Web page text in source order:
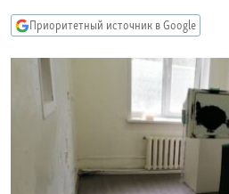
КАВКАЗ.РЕАЛИИ
СИБИРЬ.РЕАЛИИ
РАСПИСАНИЕ ВЕЩАНИЯ
ПОДПИШИТЕСЬ НА РАССЫЛКУ
СОЦИАЛЬНЫЕ СЕТИ
Приоритетный источник в Google